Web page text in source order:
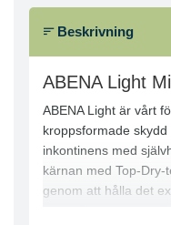
Beskrivning
ABENA Light
ABENA Light är vårt
kroppsformade
inkontinens med
kärnan med Top-
genom att hålla det